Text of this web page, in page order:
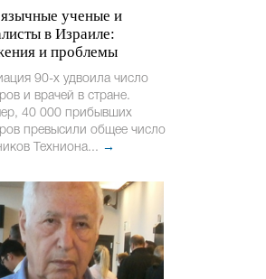
ученые и
в Израиле:
и проблемы
90-х удвоила число
и врачей в стране.
40 000 прибывших
превысили общее число
Техниона... →